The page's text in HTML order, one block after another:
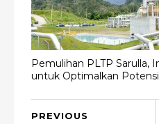
Pemulihan PLTP Sarulla,
untuk Optimalkan
PREVIOUS